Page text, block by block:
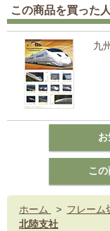
この商品を買った
九
ホーム > フレーム
北陸支社